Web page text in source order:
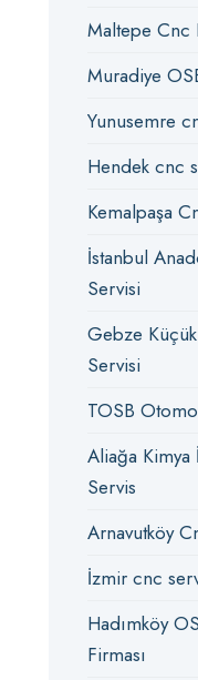
Maltepe Cnc
Muradiye
Yunusemre
Hendek cnc
Kemalpaşa
İstanbul
Servisi
Gebze
Servisi
TOSB
Aliağa Kimya
Servis
Arnavutköy
İzmir cnc
Hadımköy
Firması